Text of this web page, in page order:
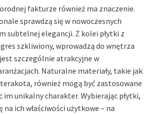
fakturze również ma znaczenie.
sprawdzą się w nowoczesnych
subtelnej elegancji. Z kolei płytki z
szkliwiony, wprowadzą do wnętrza
szczególnie atrakcyjne w
Naturalne materiały, takie jak
również mogą być zastosowane
im unikalny charakter. Wybierając płytki,
ich właściwości użytkowe – na